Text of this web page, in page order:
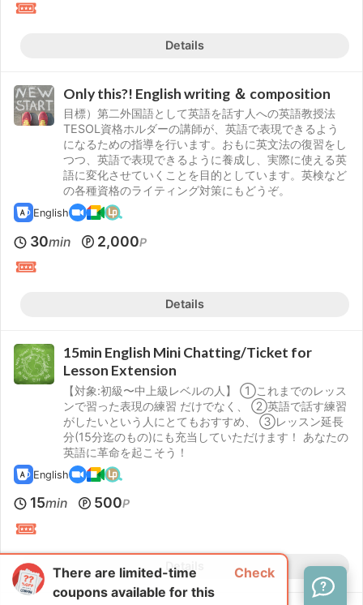
Details
Only this?! English writing ＆ composition
目標）第二外国語として英語を話す人への英語教授法
TESOL資格ホルダーの講師が、英語で表現できるよう
になるための指導を行います。おもに英文法の復習をし
つつ、英語で表現できるように養成し、実際に使える英
語に変化させていくことを目的としています。英検など
の各種資格のライティング対策にもどうぞ。
English
30min 2,000P
Details
15min English Mini Chatting/Ticket for
Lesson Extension
【対象:初級〜中上級レベルの人】 ①これまでのレッス
ンで習った表現の練習 だけでなく、 ②英語で話す練習
がしたいという人にとてもおすすめ、 ③レッスン延長
分(15分迄のもの)にも充当していただけます！ あなたの
英語に革命を起こそう！
English
15min 500P
Details
There are limited-time
coupons available for this
Check